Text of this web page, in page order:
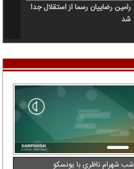
رامین رضاییان رسما از استقلال جدا
شد
شب شهرام ناظری با یونسکو